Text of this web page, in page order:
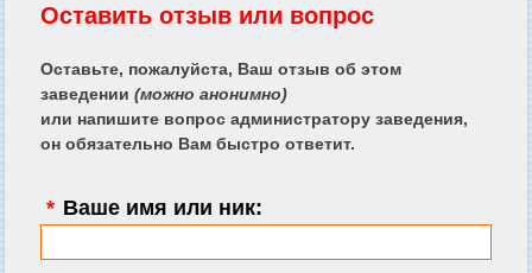
Оставить отзыв или вопрос
Оставьте, пожалуйста, Ваш отзыв об этом
заведении (можно анонимно)
или напишите вопрос администратору заведения,
он обязательно Вам быстро ответит.
* Ваше имя или ник: